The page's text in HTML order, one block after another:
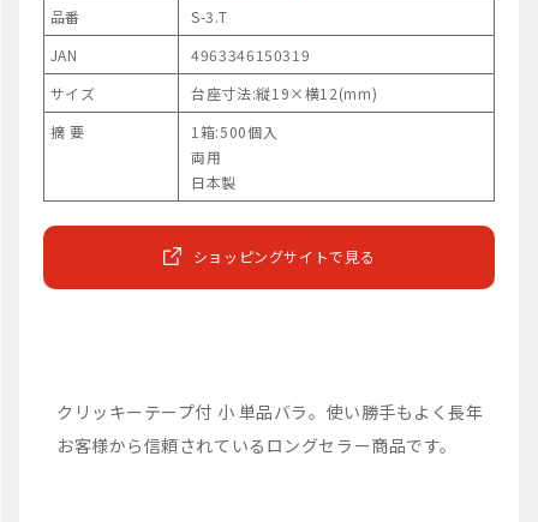
品番
S-3.T
JAN
4963346150319
サイズ
台座寸法:縦19×横12(mm)
摘 要
1箱:500個入
両用
日本製
ショッピングサイトで見る
クリッキーテープ付 小 単品バラ。使い勝手もよく長年
お客様から信頼されているロングセラー商品です。